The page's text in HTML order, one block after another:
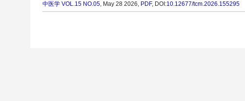
中医学 VOL.15 NO.05, May 28 2026, PDF, DOI:10.12677/tcm.2026.155295